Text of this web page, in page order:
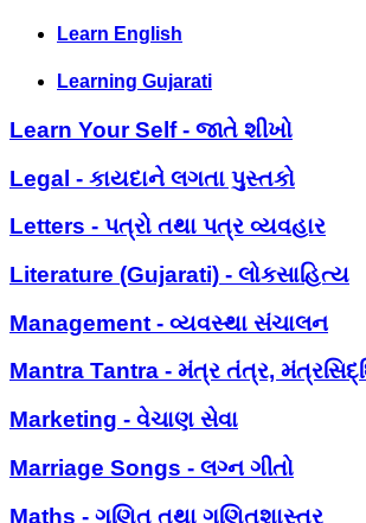
Learn English
Learning Gujarati
Learn Your Self - જાતે શીખો
Legal - કાયદાને લગતા પુસ્તકો
Letters - પત્રો તથા પત્ર વ્યવહાર
Literature (Gujarati) - લોકસાહિત્ય
Management - વ્યવસ્થા સંચાલન
Mantra Tantra - મંત્ર તંત્ર,
Marketing - વેચાણ સેવા
Marriage Songs - લગ્ન ગીતો
Maths - ગણિત તથા ગણિતશાસ્ત્ર